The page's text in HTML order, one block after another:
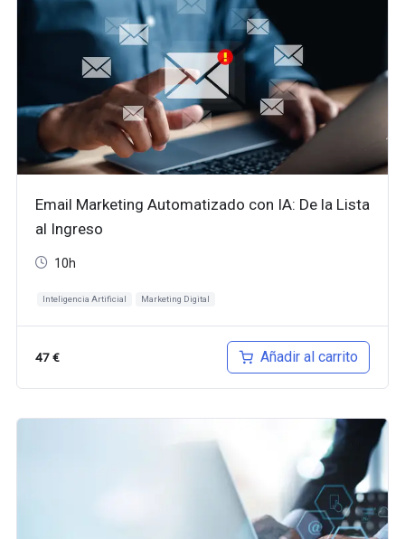
Email Marketing Automatizado con IA: De la Lista
al Ingreso
10h
Inteligencia Artificial Marketing Digital
47€ Añadir al carrito